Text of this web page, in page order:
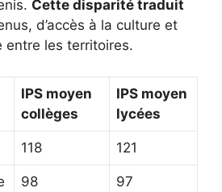
Cette disparité traduit
d’accès à la culture et
entre les territoires.
IPS moyen
collèges
IPS moyen
lycées
118 121
98 97